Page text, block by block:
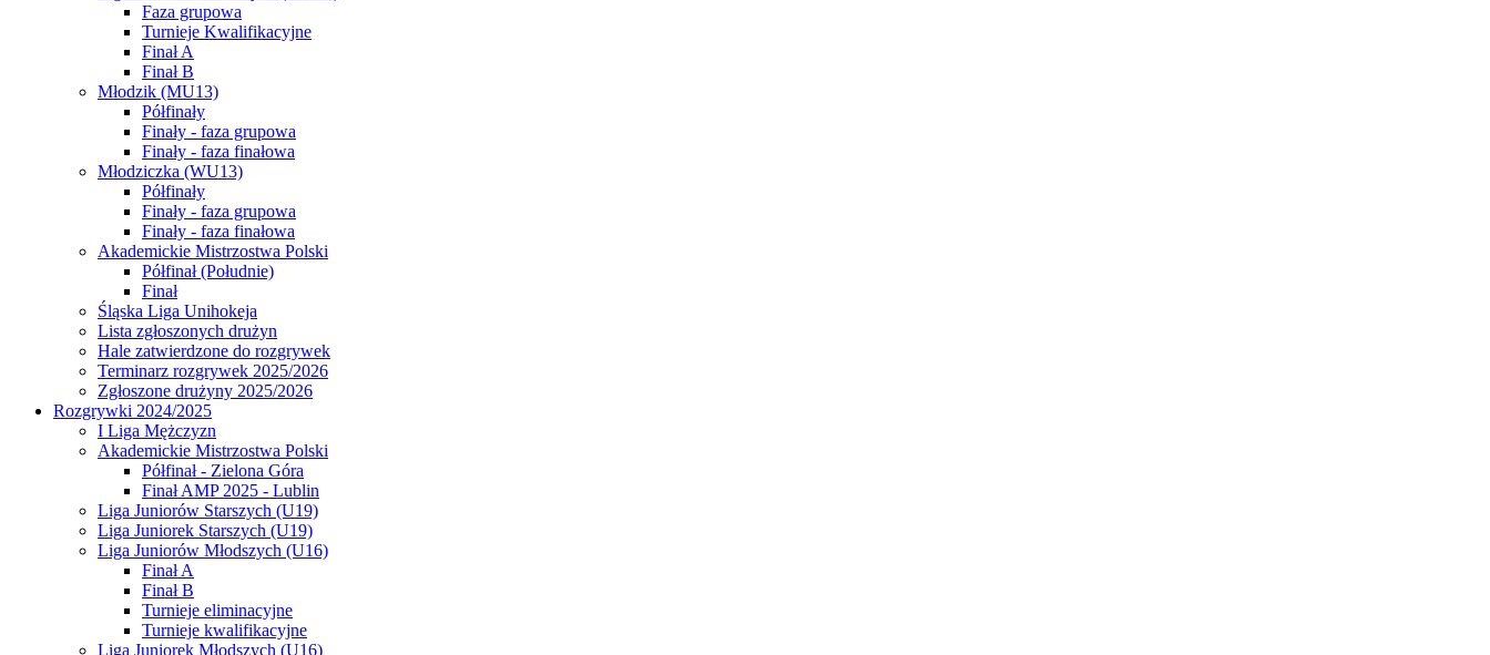
Faza grupowa
Turnieje Kwalifikacyjne
Finał A
Finał B
Młodzik (MU13)
Półfinały
Finały - faza grupowa
Finały - faza finałowa
Młodziczka (WU13)
Półfinały
Finały - faza grupowa
Finały - faza finałowa
Akademickie Mistrzostwa Polski
Półfinał (Południe)
Finał
Śląska Liga Unihokeja
Lista zgłoszonych drużyn
Hale zatwierdzone do rozgrywek
Terminarz rozgrywek 2025/2026
Zgłoszone drużyny 2025/2026
Rozgrywki 2024/2025
I Liga Mężczyzn
Akademickie Mistrzostwa Polski
Półfinał - Zielona Góra
Finał AMP 2025 - Lublin
Liga Juniorów Starszych (U19)
Liga Juniorek Starszych (U19)
Liga Juniorów Młodszych (U16)
Finał A
Finał B
Turnieje eliminacyjne
Turnieje kwalifikacyjne
Liga Juniorek Młodszych (U16)